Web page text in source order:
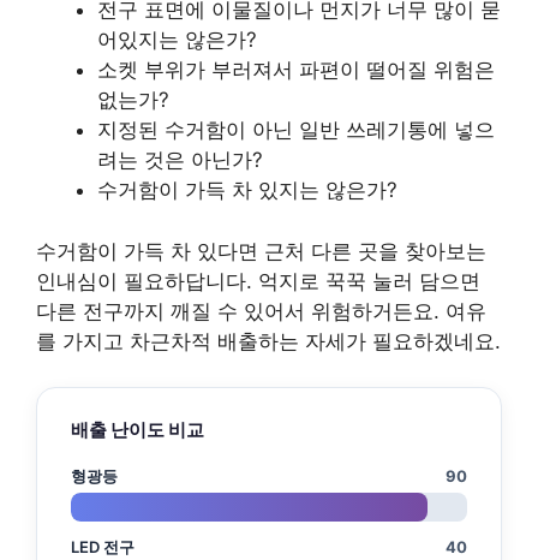
전구 표면에 이물질이나 먼지가 너무 많이 묻
어있지는 않은가?
소켓 부위가 부러져서 파편이 떨어질 위험은
없는가?
지정된 수거함이 아닌 일반 쓰레기통에 넣으
려는 것은 아닌가?
수거함이 가득 차 있지는 않은가?
수거함이 가득 차 있다면 근처 다른 곳을 찾아보는
인내심이 필요하답니다. 억지로 꾹꾹 눌러 담으면
다른 전구까지 깨질 수 있어서 위험하거든요. 여유
를 가지고 차근차적 배출하는 자세가 필요하겠네요.
배출 난이도 비교
형광등 90
LED 전구 40